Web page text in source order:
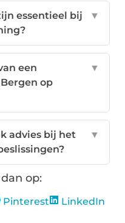
essentieel bij
▼
een
op
▼
advies bij het
▼
op:
Pinterest
LinkedIn